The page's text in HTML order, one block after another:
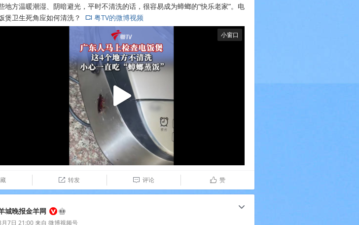
地方温暖潮湿、阴暗避光，平时不清洗的话，很容易成为蟑螂的“快乐老家”。电
煲卫生死角应如何清洗？
L 粤TV的微博视频
小窗口
 转发  评论 ñ 赞
c
城晚报金羊网
月7日 21:00来自 微博视频号